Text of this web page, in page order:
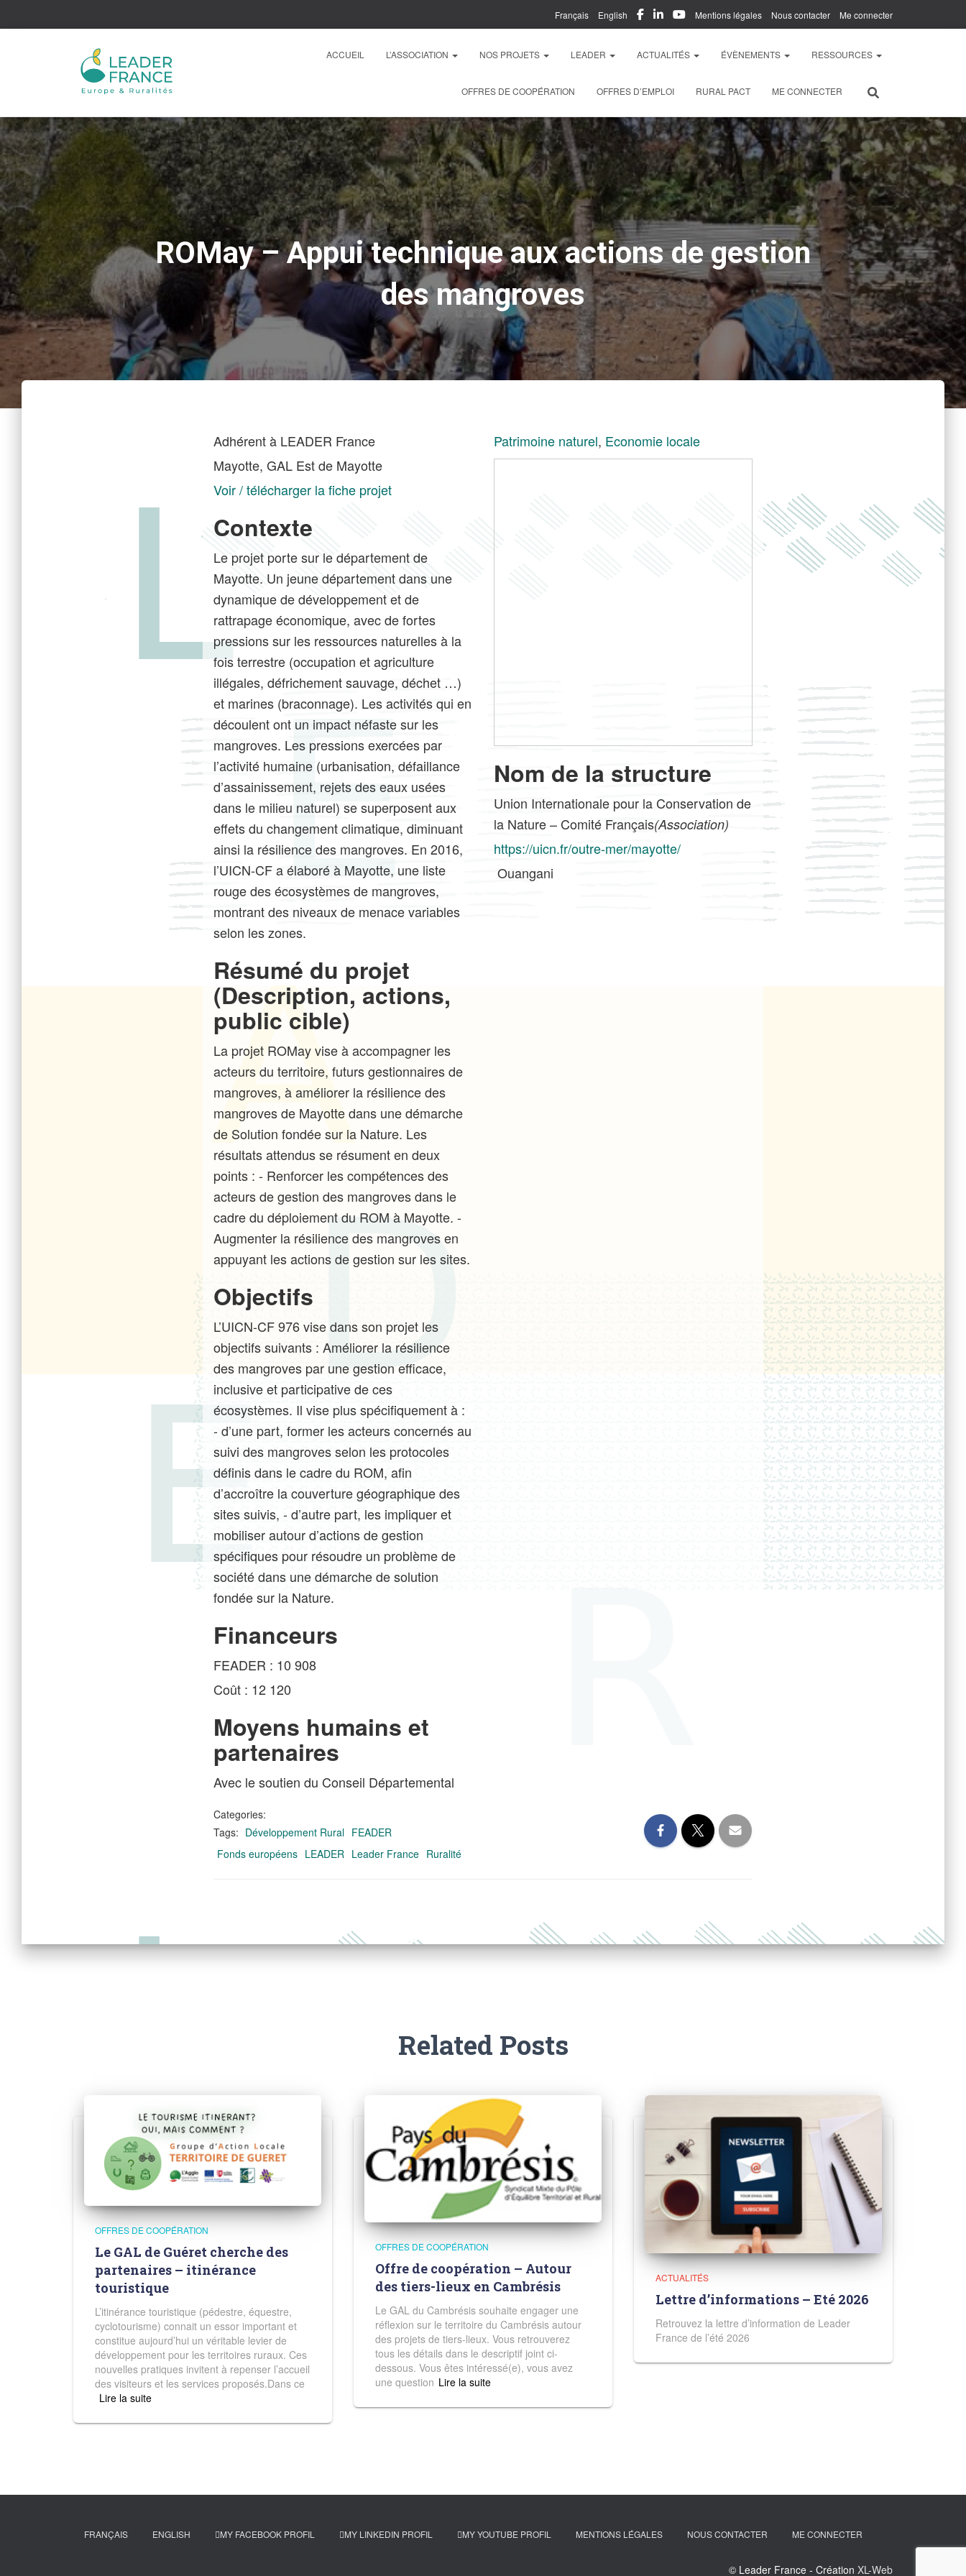
Français English Mentions légales Nous contacter Me connecter
ACCUEIL L’ASSOCIATION NOS PROJETS LEADER ACTUALITÉS ÉVÈNEMENTS RESSOURCES
OFFRES DE COOPÉRATION OFFRES D’EMPLOI RURAL PACT ME CONNECTER
ROMay – Appui technique aux actions de gestion
des mangroves
Adhérent à LEADER France
Mayotte, GAL Est de Mayotte
Voir / télécharger la fiche projet
Contexte
Le projet porte sur le département de
Mayotte. Un jeune département dans une
dynamique de développement et de
rattrapage économique, avec de fortes
pressions sur les ressources naturelles à la
fois terrestre (occupation et agriculture
illégales, défrichement sauvage, déchet …)
et marines (braconnage). Les activités qui en
découlent ont un impact néfaste sur les
mangroves. Les pressions exercées par
l’activité humaine (urbanisation, défaillance
d’assainissement, rejets des eaux usées
dans le milieu naturel) se superposent aux
effets du changement climatique, diminuant
ainsi la résilience des mangroves. En 2016,
l’UICN-CF a élaboré à Mayotte, une liste
rouge des écosystèmes de mangroves,
montrant des niveaux de menace variables
selon les zones.
Résumé du projet
(Description, actions,
public cible)
La projet ROMay vise à accompagner les
acteurs du territoire, futurs gestionnaires de
mangroves, à améliorer la résilience des
mangroves de Mayotte dans une démarche
de Solution fondée sur la Nature. Les
résultats attendus se résument en deux
points : - Renforcer les compétences des
acteurs de gestion des mangroves dans le
cadre du déploiement du ROM à Mayotte. -
Augmenter la résilience des mangroves en
appuyant les actions de gestion sur les sites.
Objectifs
L’UICN-CF 976 vise dans son projet les
objectifs suivants : Améliorer la résilience
des mangroves par une gestion efficace,
inclusive et participative de ces
écosystèmes. Il vise plus spécifiquement à :
- d’une part, former les acteurs concernés au
suivi des mangroves selon les protocoles
définis dans le cadre du ROM, afin
d’accroître la couverture géographique des
sites suivis, - d’autre part, les impliquer et
mobiliser autour d’actions de gestion
spécifiques pour résoudre un problème de
société dans une démarche de solution
fondée sur la Nature.
Financeurs
FEADER : 10 908
Coût : 12 120
Moyens humains et
partenaires
Avec le soutien du Conseil Départemental
Patrimoine naturel, Economie locale
Nom de la structure
Union Internationale pour la Conservation de
la Nature – Comité Français(Association)
https://uicn.fr/outre-mer/mayotte/
Ouangani
Categories:
Tags: Développement Rural FEADER
Fonds européens LEADER Leader France Ruralité
Related Posts
OFFRES DE COOPÉRATION
Le GAL de Guéret cherche des
partenaires – itinérance
touristique
L’itinérance touristique (pédestre, équestre,
cyclotourisme) connait un essor important et
constitue aujourd’hui un véritable levier de
développement pour les territoires ruraux. Ces
nouvelles pratiques invitent à repenser l’accueil
des visiteurs et les services proposés.Dans ce
Read more
OFFRES DE COOPÉRATION
Offre de coopération – Autour
des tiers-lieux en Cambrésis
Le GAL du Cambrésis souhaite engager une
réflexion sur le territoire du Cambrésis autour
des projets de tiers-lieux. Vous retrouverez
tous les détails dans le descriptif joint ci-
dessous. Vous êtes intéressé(e), vous avez
une question Read more
ACTUALITÉS
Lettre d’informations – Eté 2026
Retrouvez la lettre d’information de Leader
France de l’été 2026
FRANÇAIS ENGLISH MY FACEBOOK PROFIL MY LINKEDIN PROFIL MY YOUTUBE PROFIL MENTIONS LÉGALES NOUS CONTACTER ME CONNECTER
© Leader France - Création XL-Web